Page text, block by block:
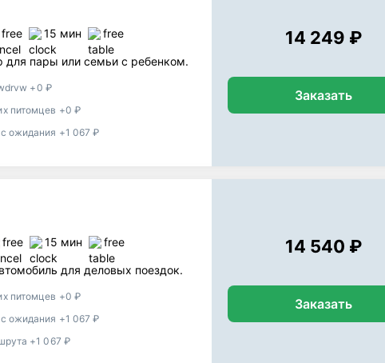
free 15 мин free
для пары или семьи с ребенком.
+0 ₽
питомцев +0 ₽
ожидания +1 067 ₽
14 249 ₽
Заказать
free 15 мин free
для деловых поездок.
питомцев +0 ₽
ожидания +1 067 ₽
+1 067 ₽
14 540 ₽
Заказать